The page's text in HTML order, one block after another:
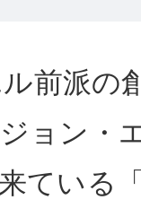
前派の
ョン・
ている